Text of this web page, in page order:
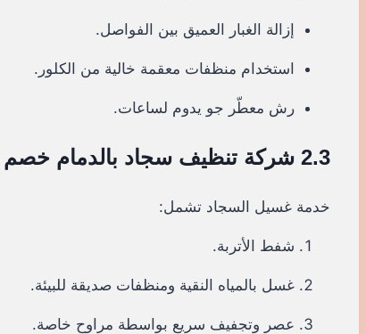
إزالة الغبار العميق بين الفواصل.
استخدام منظفات معقمة خالية من الكلور.
رش معطّر جو يدوم لساعات.
2.3 شركة تنظيف سجاد بالدمام خصم 30%
خدمة غسيل السجاد تشمل:
شفط الأتربة.
غسل بالمياه النقية ومنظفات صديقة للبيئة.
عصر وتجفيف سريع بواسطة مراوح خاصة.